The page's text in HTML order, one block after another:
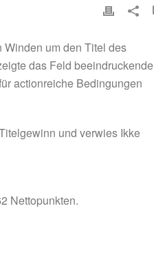
Winden um den Titel des
das Feld beeindruckende
actionreiche Bedingungen
und verwies Ikke
Nettopunkten.